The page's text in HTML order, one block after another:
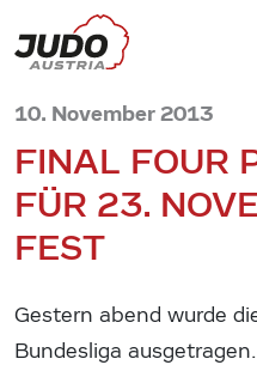
10. November 2013
FINAL FOUR
FÜR 23.
FEST
Gestern abend wurde
Bundesliga